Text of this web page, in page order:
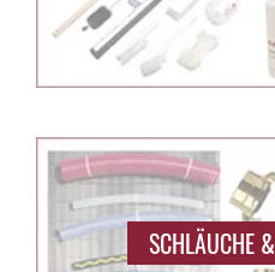
SCHLÄUCHE